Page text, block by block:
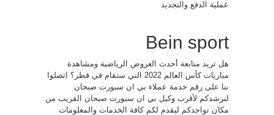
عملية الدفع والتجديد
Bein sport
هل تريد متابعة أحدث العروض الرياضية ومشاهدة
مباريات كأس العالم 2022 التي ستقام في قطر؟ اتصلوا
بنا على رقم خدمة عملاء بي ان سبورت صبحان
لنرشدكم لأقرب وكيل بي ان سبورت صبحان القريب من
مكان تواجدكم ليقدم لكم كافة الخدمات والمعلومات